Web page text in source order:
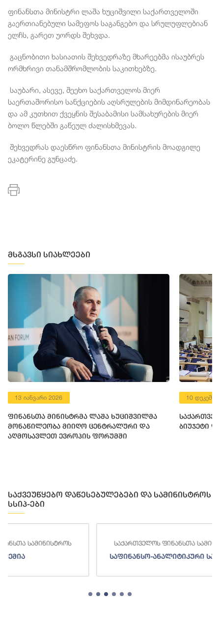
ფინანსთა მინისტრი ლაშა ხუციშვილი საქართველოში
გაერთიანებული სამეფოს საგანგებო და სრულუფლებიან
ელჩს, გარეთ უორდს შეხვდა.
გაცნობითი ხასიათის შეხვედრაზე მხარეებმა ისაუბრეს
ორმხრივი თანამშრომლობის საკითხებზე.
საუბარი, ასევე, შეეხო საქართველოს მიერ
საერთაშორისო სანქციების აღსრულების მიმდინარეობას
და ამ კუთხით ქვეყნის შესაბამისი სამსახურების მიერ
ბოლო წლებში გაწეულ ძალისხმევას.
შეხვედრას დაესწრო ფინანსთა მინისტრის მოადგილე
ეკატერინე გუნცაძე.
მსგავსი სიახლეები
13 იანვარი 2026
ფინანსთა მინისტრმა ლაშა ხუციშვილმა
მონაწილეობა მიიღო ცენტრალური და
აღმოსავლეთ ევროპის ფორუმში
10
ბიუჯეტი
საქვეუწყებო დაწესებულებები და სამინისტროს
სსიპ-ები
საქართველოს ფინანსთა სამინისტროს
საფინანსო-ანალიტიკური სამსახური